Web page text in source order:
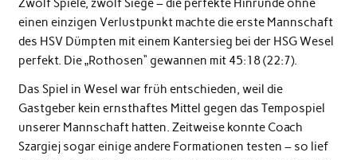
Zwölf Spiele, zwölf Siege – die perfekte Hinrunde ohne
einen einzigen Verlustpunkt machte die erste Mannschaft
des HSV Dümpten mit einem Kantersieg bei der HSG Wesel
perfekt. Die „Rothosen“ gewannen mit 45:18 (22:7).
Das Spiel in Wesel war früh entschieden, weil die
Gastgeber kein ernsthaftes Mittel gegen das Tempospiel
unserer Mannschaft hatten. Zeitweise konnte Coach
Szargiej sogar einige andere Formationen testen – so lief